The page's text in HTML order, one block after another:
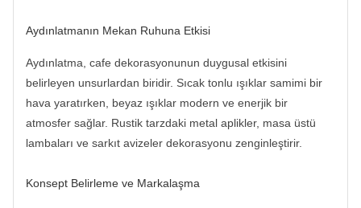
Aydınlatmanın Mekan Ruhuna Etkisi
Aydınlatma, cafe dekorasyonunun duygusal etkisini
belirleyen unsurlardan biridir. Sıcak tonlu ışıklar samimi bir
hava yaratırken, beyaz ışıklar modern ve enerjik bir
atmosfer sağlar. Rustik tarzdaki metal aplikler, masa üstü
lambaları ve sarkıt avizeler dekorasyonu zenginleştirir.
Konsept Belirleme ve Markalaşma